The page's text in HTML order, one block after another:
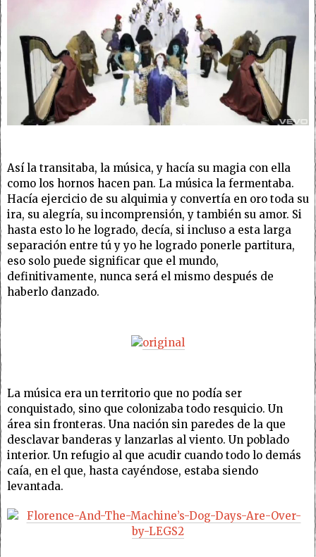
Así la transitaba, la música, y hacía su magia con ella
como los hornos hacen pan. La música la fermentaba.
Hacía ejercicio de su alquimia y convertía en oro toda su
ira, su alegría, su incomprensión, y también su amor. Si
hasta esto lo he logrado, decía, si incluso a esta larga
separación entre tú y yo he logrado ponerle partitura,
eso solo puede significar que el mundo,
definitivamente, nunca será el mismo después de
haberlo danzado.
La música era un territorio que no podía ser
conquistado, sino que colonizaba todo resquicio. Un
área sin fronteras. Una nación sin paredes de la que
desclavar banderas y lanzarlas al viento. Un poblado
interior. Un refugio al que acudir cuando todo lo demás
caía, en el que, hasta cayéndose, estaba siendo
levantada.